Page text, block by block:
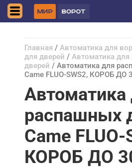
Главная / Автоматика для
для дверей / Автоматика
дверей / Автоматика для
Came FLUO-SWS2, КОРОБ
Автоматика
распашных
Came FLUO-
КОРОБ ДО